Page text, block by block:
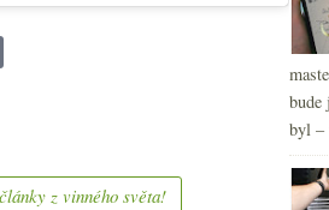
z vinného světa!
bude
byl –